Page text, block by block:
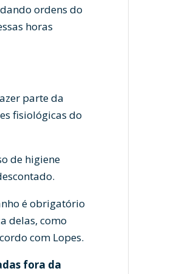
ordens do
horas
parte da
fisiológicas do
de higiene
é obrigatório
delas, como
com Lopes.
fora da